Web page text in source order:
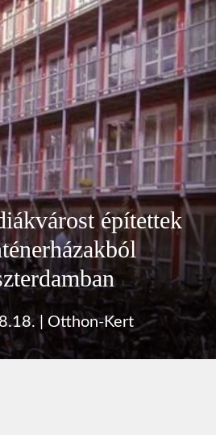
építettek
| Otthon-Kert